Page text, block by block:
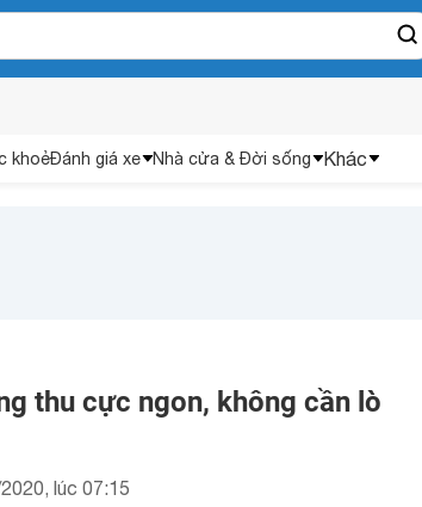
khoẻĐánh giá xe Nhà cửa & Đời sống Khác
thu cực ngon, không cần lò
lúc 07:15